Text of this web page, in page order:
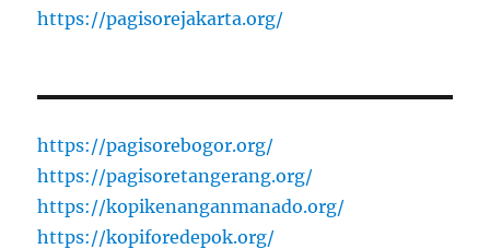
https://pagisorejakarta.org/
https://pagisorebogor.org/
https://pagisoretangerang.org/
https://kopikenanganmanado.org/
https://kopiforedepok.org/